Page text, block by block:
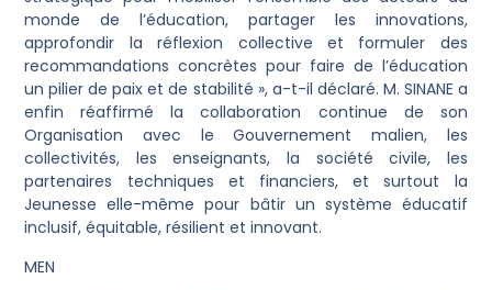
monde de l’éducation, partager les innovations,
approfondir la réflexion collective et formuler des
recommandations concrètes pour faire de l’éducation
un pilier de paix et de stabilité », a-t-il déclaré. M. SINANE a
enfin réaffirmé la collaboration continue de son
Organisation avec le Gouvernement malien, les
collectivités, les enseignants, la société civile, les
partenaires techniques et financiers, et surtout la
Jeunesse elle-même pour bâtir un système éducatif
inclusif, équitable, résilient et innovant.
MEN